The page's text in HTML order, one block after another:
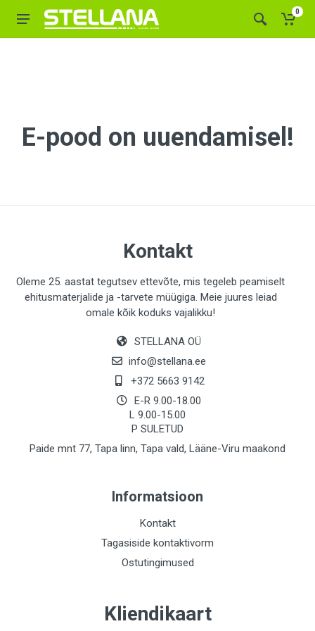
0
E-pood on uuendamisel!
Kontakt
Oleme 25. aastat tegutsev ettevõte, mis tegeleb peamiselt
ehitusmaterjalide ja -tarvete müügiga. Meie juures leiad
omale kõik koduks vajalikku!
STELLANA OÜ
info@stellana.ee
+372 5663 9142
E-R 9.00-18.00
L 9.00-15.00
P SULETUD
Paide mnt 77, Tapa linn, Tapa vald, Lääne-Viru maakond
Informatsioon
Kontakt
Tagasiside kontaktivorm
Ostutingimused
Kliendikaart